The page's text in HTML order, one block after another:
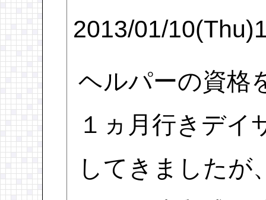
2013/01/
ヘルパーの資格
１ヵ月行きデイ
してきましたが